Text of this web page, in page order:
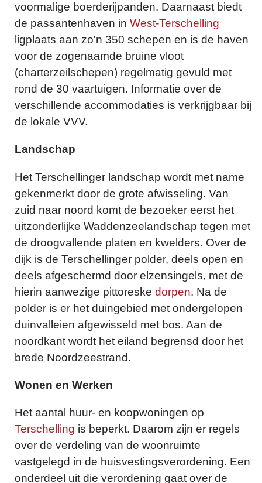
voormalige boerderijpanden. Daarnaast biedt
de passantenhaven in West-Terschelling
ligplaats aan zo'n 350 schepen en is de haven
voor de zogenaamde bruine vloot
(charterzeilschepen) regelmatig gevuld met
rond de 30 vaartuigen. Informatie over de
verschillende accommodaties is verkrijgbaar bij
de lokale VVV.
Landschap
Het Terschellinger landschap wordt met name
gekenmerkt door de grote afwisseling. Van
zuid naar noord komt de bezoeker eerst het
uitzonderlijke Waddenzeelandschap tegen met
de droogvallende platen en kwelders. Over de
dijk is de Terschellinger polder, deels open en
deels afgeschermd door elzensingels, met de
hierin aanwezige pittoreske dorpen. Na de
polder is er het duingebied met ondergelopen
duinvalleien afgewisseld met bos. Aan de
noordkant wordt het eiland begrensd door het
brede Noordzeestrand.
Wonen en Werken
Het aantal huur- en koopwoningen op
Terschelling is beperkt. Daarom zijn er regels
over de verdeling van de woonruimte
vastgelegd in de huisvestingsverordening. Een
onderdeel uit die verordening gaat over de